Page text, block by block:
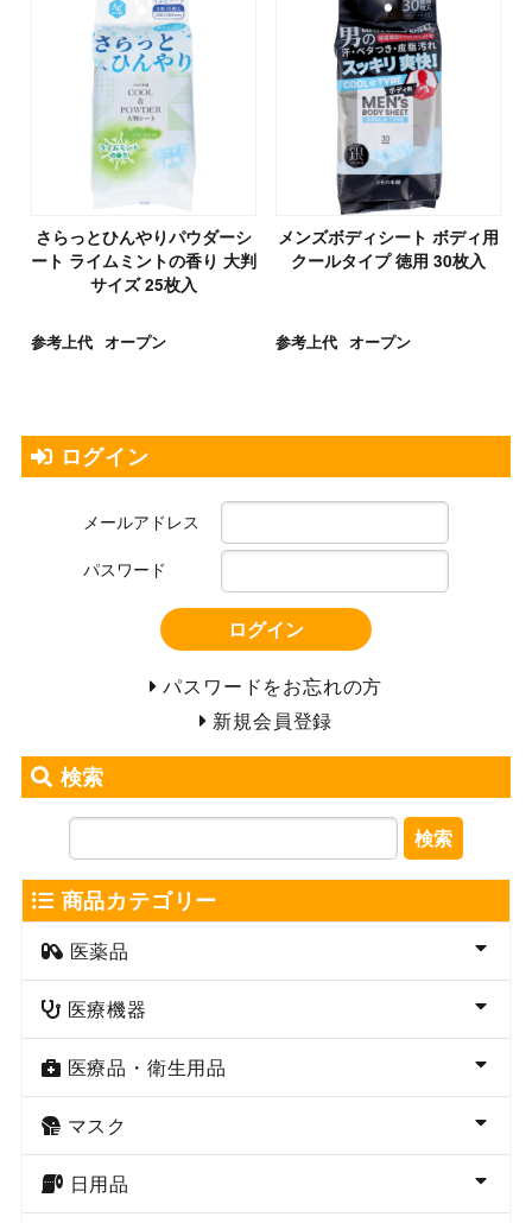
さらっとひんやりパウダーシ
ート ライムミントの香り 大判
サイズ 25枚入
参考上代 オープン
メンズボディシート ボディ用
クールタイプ 徳用 30枚入
参考上代 オープン
ログイン
メールアドレス
パスワード
ログイン
パスワードをお忘れの方
新規会員登録
検索
検索
商品カテゴリー
医薬品
医療機器
医療品・衛生用品
マスク
日用品